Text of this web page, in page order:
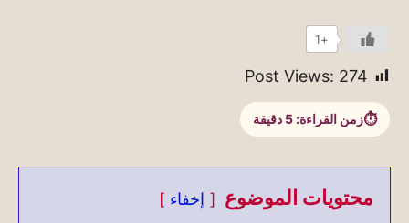
+1
Post Views: 274
زمن القراءة: 5 دقيقة
محتويات الموضوع
إخفاء